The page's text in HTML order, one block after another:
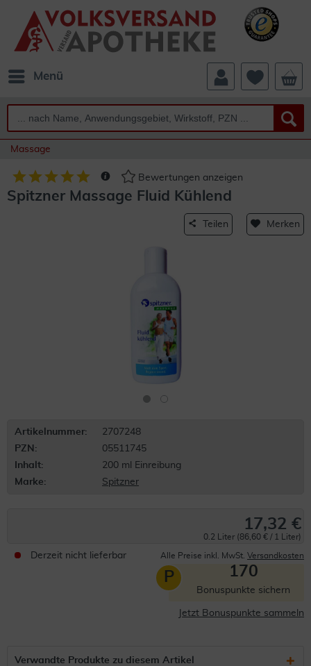
Menü
Massage
Bewertungen anzeigen
Spitzner Massage Fluid Kühlend
Teilen Merken
Artikelnummer:
2707248
PZN:
05511745
Inhalt:
200 ml Einreibung
Marke:
Spitzner
17,32 €
0.2 Liter (86,60 € / 1 Liter)
Derzeit nicht lieferbar Alle Preise inkl. MwSt. Versandkosten
P 170
Bonuspunkte sichern
Jetzt Bonuspunkte sammeln
Verwandte Produkte zu diesem Artikel